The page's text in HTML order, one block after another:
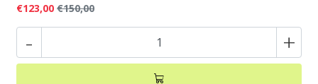
€123,00 €150,00
- +